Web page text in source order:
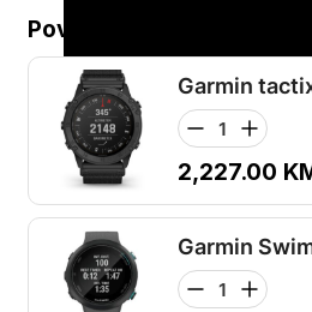
Povezani proizvodi...
Garmin
2,227.00
Garmin